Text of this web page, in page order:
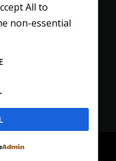
Musiek
All to
non-essential